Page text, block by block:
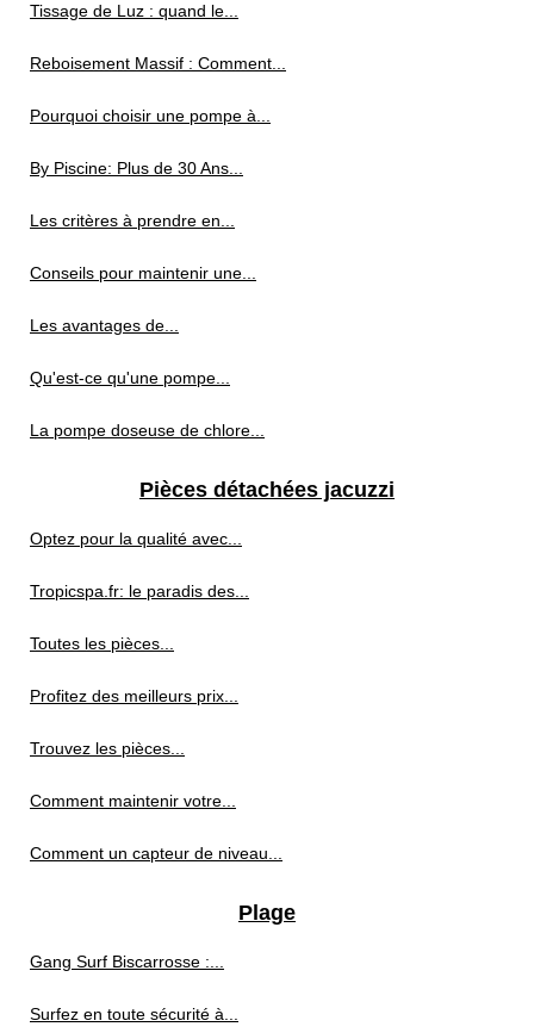
Tissage de Luz : quand le...
Reboisement Massif : Comment...
Pourquoi choisir une pompe à...
By Piscine: Plus de 30 Ans...
Les critères à prendre en...
Conseils pour maintenir une...
Les avantages de...
Qu'est-ce qu'une pompe...
La pompe doseuse de chlore...
Pièces détachées jacuzzi
Optez pour la qualité avec...
Tropicspa.fr: le paradis des...
Toutes les pièces...
Profitez des meilleurs prix...
Trouvez les pièces...
Comment maintenir votre...
Comment un capteur de niveau...
Plage
Gang Surf Biscarrosse :...
Surfez en toute sécurité à...